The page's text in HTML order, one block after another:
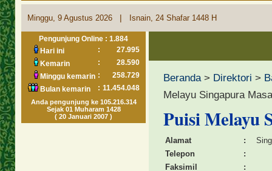
Minggu, 9 Agustus 2026 | Isnain, 24 Shafar 1448 H
Pengunjung Online : 1.884
Hari ini
:
27.995
Kemarin
:
28.590
Minggu kemarin :
258.729
Bulan kemarin
: 11.454.048
Anda pengunjung ke 105.216.314
Sejak 01 Muharam 1428
( 20 Januari 2007 )
Beranda> Direktori >
Melayu Singapura
Puisi Melayu
Alamat :
Telepon
:
Faksimil
: